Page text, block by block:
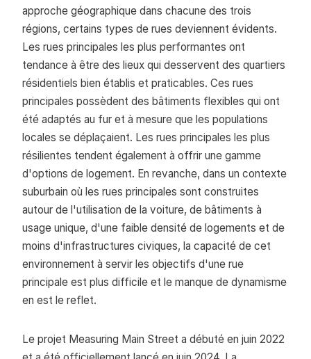
approche géographique dans chacune des trois
régions, certains types de rues deviennent évidents.
Les rues principales les plus performantes ont
tendance à être des lieux qui desservent des quartiers
résidentiels bien établis et praticables. Ces rues
principales possèdent des bâtiments flexibles qui ont
été adaptés au fur et à mesure que les populations
locales se déplaçaient. Les rues principales les plus
résilientes tendent également à offrir une gamme
d'options de logement. En revanche, dans un contexte
suburbain où les rues principales sont construites
autour de l'utilisation de la voiture, de bâtiments à
usage unique, d'une faible densité de logements et de
moins d'infrastructures civiques, la capacité de cet
environnement à servir les objectifs d'une rue
principale est plus difficile et le manque de dynamisme
en est le reflet.
Le projet Measuring Main Street a débuté en juin 2022